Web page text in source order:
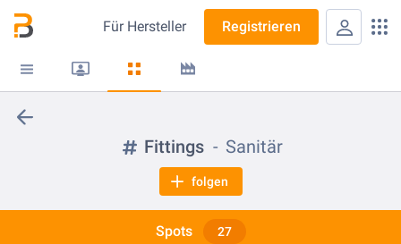
Für Hersteller Registrieren
Fittings Sanitär
folgen
Spots 27